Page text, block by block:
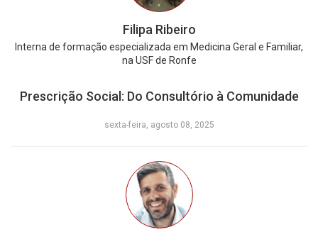
Filipa Ribeiro
Interna de formação especializada em Medicina Geral e Familiar,
na USF de Ronfe
Prescrição Social: Do Consultório à Comunidade
sexta-feira, agosto 08, 2025